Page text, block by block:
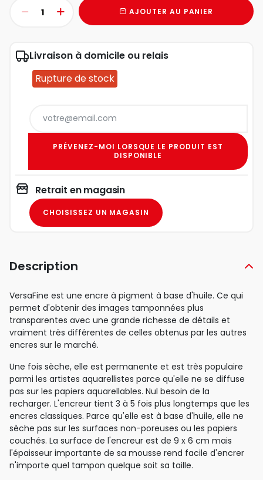
AJOUTER AU PANIER
Livraison à domicile ou relais
Rupture de stock
PRÉVENEZ-MOI LORSQUE LE PRODUIT EST
DISPONIBLE
Retrait en magasin
CHOISISSEZ UN MAGASIN
Description
VersaFine est une encre à pigment à base d'huile. Ce qui
permet d'obtenir des images tamponnées plus
transparentes avec une grande richesse de détails et
vraiment très différentes de celles obtenus par les autres
encres sur le marché.
Une fois sèche, elle est permanente et est très populaire
parmi les artistes aquarellistes parce qu'elle ne se diffuse
pas sur les papiers aquarellables. Nul besoin de la
recharger. L'encreur tient 3 à 5 fois plus longtemps que les
encres classiques. Parce qu'elle est à base d'huile, elle ne
sèche pas sur les surfaces non-poreuses ou les papiers
couchés. La surface de l'encreur est de 9 x 6 cm mais
l'épaisseur importante de sa mousse rend facile d'encrer
n'importe quel tampon quelque soit sa taille.